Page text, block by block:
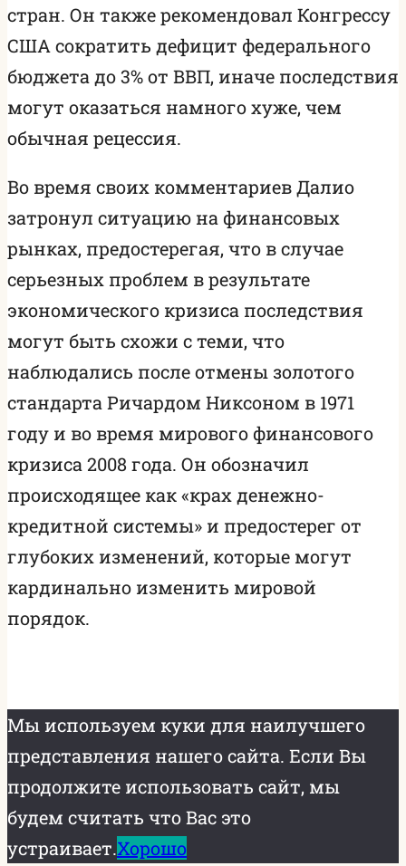
стран. Он также рекомендовал Конгрессу
США сократить дефицит федерального
бюджета до 3% от ВВП, иначе последствия
могут оказаться намного хуже, чем
обычная рецессия.
Во время своих комментариев Далио
затронул ситуацию на финансовых
рынках, предостерегая, что в случае
серьезных проблем в результате
экономического кризиса последствия
могут быть схожи с теми, что
наблюдались после отмены золотого
стандарта Ричардом Никсоном в 1971
году и во время мирового финансового
кризиса 2008 года. Он обозначил
происходящее как «крах денежно-
кредитной системы» и предостерег от
глубоких изменений, которые могут
кардинально изменить мировой
порядок.
Мы используем куки для наилучшего
представления нашего сайта. Если Вы
продолжите использовать сайт, мы
будем считать что Вас это
устраивает.Хорошо